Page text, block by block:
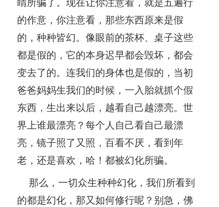
的作意，你注意看，那些东西原来是假
的，种种皆幻。像眼前的茶杯、桌子这些
都是假的，它的本身迟早都会毁坏，都会
变去了的。连我们的身体也是假的，当初
爸爸妈妈生我们的时候，一入胎就抓个假
东西，生出来以后，越看自己越漂亮。世
界上谁最漂亮？每个人自己看自己最漂
亮，镜子照了又照，百看不厌，看到年
老，还是喜欢，哈！都被幻化所骗。
那么，一切众生种种幻化，我们所看到
的都是幻化，那又如何修行呢？别急，佛